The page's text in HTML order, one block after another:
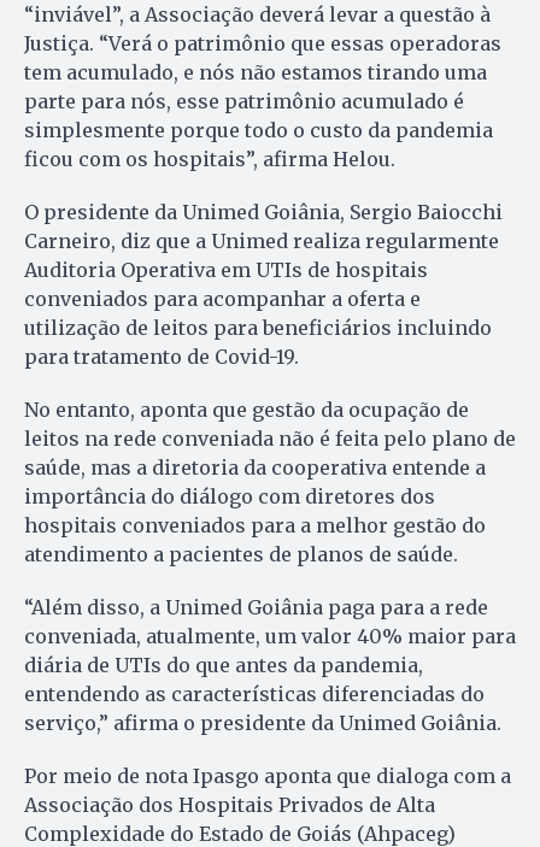
“inviável”, a Associação deverá levar a questão à
Justiça. “Verá o patrimônio que essas operadoras
tem acumulado, e nós não estamos tirando uma
parte para nós, esse patrimônio acumulado é
simplesmente porque todo o custo da pandemia
ficou com os hospitais”, afirma Helou.
O presidente da Unimed Goiânia, Sergio Baiocchi
Carneiro, diz que a Unimed realiza regularmente
Auditoria Operativa em UTIs de hospitais
conveniados para acompanhar a oferta e
utilização de leitos para beneficiários incluindo
para tratamento de Covid-19.
No entanto, aponta que gestão da ocupação de
leitos na rede conveniada não é feita pelo plano de
saúde, mas a diretoria da cooperativa entende a
importância do diálogo com diretores dos
hospitais conveniados para a melhor gestão do
atendimento a pacientes de planos de saúde.
“Além disso, a Unimed Goiânia paga para a rede
conveniada, atualmente, um valor 40% maior para
diária de UTIs do que antes da pandemia,
entendendo as características diferenciadas do
serviço,” afirma o presidente da Unimed Goiânia.
Por meio de nota Ipasgo aponta que dialoga com a
Associação dos Hospitais Privados de Alta
Complexidade do Estado de Goiás (Ahpaceg)